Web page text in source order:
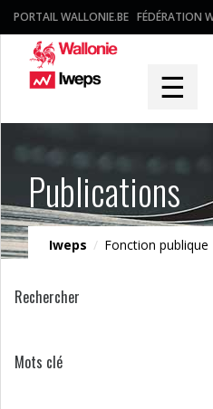
PORTAIL WALLONIE.BE FÉDÉRATION
☰
Publications
Iweps / Fonction publique
Rechercher
Mots clé